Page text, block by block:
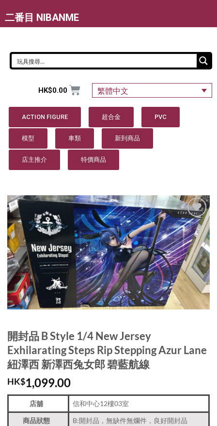
二番目 NIBANME
HK$0.00 繁體中文
ACTION FIGURE 超合金 PVC
模型 車類 新到商品
店主推介 特價商品
開封品 B Style 1/4 New Jersey
Exhilarating Steps Rip Stepping Azur Lane
紐澤西 新澤西兔女郎 碧藍航線
HK$1,099.00
店舖 信和中心12樓03室
商品狀態 B:開封品，無缺件無爛件，良好開封品